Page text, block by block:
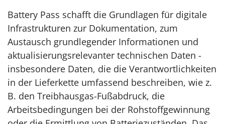
Battery Pass schafft die Grundlagen für digitale
Infrastrukturen zur Dokumentation, zum
Austausch grundlegender Informationen und
aktualisierungsrelevanter technischen Daten -
insbesondere Daten, die die Verantwortlichkeiten
in der Lieferkette umfassend beschreiben, wie z.
B. den Treibhausgas-Fußabdruck, die
Arbeitsbedingungen bei der Rohstoffgewinnung